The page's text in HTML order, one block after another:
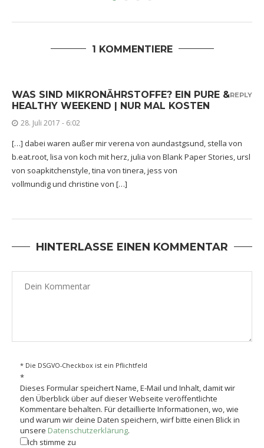
1 KOMMENTIERE
WAS SIND MIKRONÄHRSTOFFE? EIN PURE &
HEALTHY WEEKEND | NUR MAL KOSTEN
28. Juli 2017 - 6:02
[…] dabei waren außer mir verena von aundastgsund, stella von
b.eat.root, lisa von koch mit herz, julia von Blank Paper Stories, ursl
von soapkitchenstyle, tina von tinera, jess von
vollmundig und christine von […]
REPLY
HINTERLASSE EINEN KOMMENTAR
* Die DSGVO-Checkbox ist ein Pflichtfeld
*
Dieses Formular speichert Name, E-Mail und Inhalt, damit wir
den Überblick über auf dieser Webseite veröffentlichte
Kommentare behalten. Für detaillierte Informationen, wo, wie
und warum wir deine Daten speichern, wirf bitte einen Blick in
unsere Datenschutzerklärung.
Ich stimme zu